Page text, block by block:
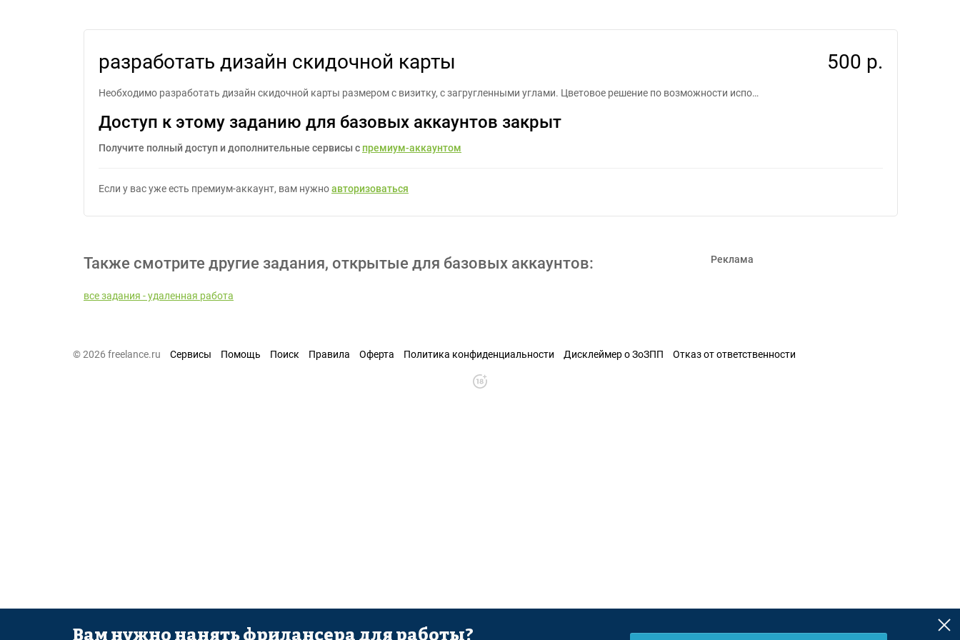
разработать дизайн скидочной карты 500 р.
Необходимо разработать дизайн скидочной карты размером с визитку, с загругленными углами. Цветовое решение по возможности испо…
Доступ к этому заданию для базовых аккаунтов закрыт
Получите полный доступ и дополнительные сервисы с премиум-аккаунтом
Если у вас уже есть премиум-аккаунт, вам нужноавторизоваться
Также смотрите другие задания, открытые для базовых аккаунтов:
все задания - удаленная работа
Реклама
© 2026 freelance.ru Сервисы Помощь Поиск Правила Оферта Политика конфиденциальности Дисклеймер о ЗоЗПП Отказ от ответственности
Вам нужно нанять фрилансера для работы?